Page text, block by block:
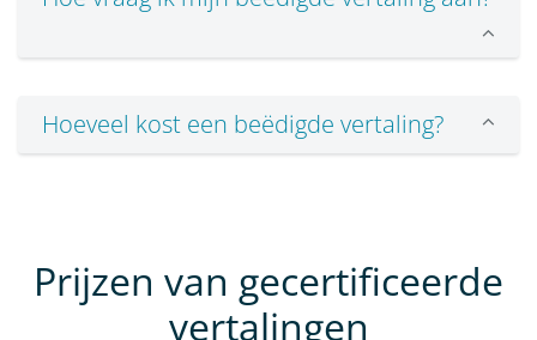
Hoeveel kost een beëdigde vertaling?
Prijzen van gecertificeerde
vertalingen